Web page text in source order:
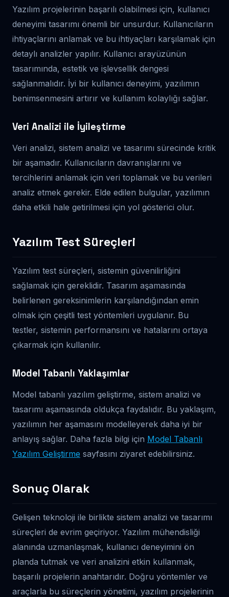
Yazılım projelerinin başarılı olabilmesi için, kullanıcı
deneyimi tasarımı önemli bir unsurdur. Kullanıcıların
ihtiyaçlarını anlamak ve bu ihtiyaçları karşılamak için
detaylı analizler yapılır. Kullanıcı arayüzünün
tasarımında, estetik ve işlevsellik dengesi
sağlanmalıdır. İyi bir kullanıcı deneyimi, yazılımın
benimsenmesini artırır ve kullanım kolaylığı sağlar.
Veri Analizi ile İyileştirme
Veri analizi, sistem analizi ve tasarımı sürecinde kritik
bir aşamadır. Kullanıcıların davranışlarını ve
tercihlerini anlamak için veri toplamak ve bu verileri
analiz etmek gerekir. Elde edilen bulgular, yazılımın
daha etkili hale getirilmesi için yol gösterici olur.
Yazılım Test Süreçleri
Yazılım test süreçleri, sistemin güvenilirliğini
sağlamak için gereklidir. Tasarım aşamasında
belirlenen gereksinimlerin karşılandığından emin
olmak için çeşitli test yöntemleri uygulanır. Bu
testler, sistemin performansını ve hatalarını ortaya
çıkarmak için kullanılır.
Model Tabanlı Yaklaşımlar
Model tabanlı yazılım geliştirme, sistem analizi ve
tasarımı aşamasında oldukça faydalıdır. Bu yaklaşım,
yazılımın her aşamasını modelleyerek daha iyi bir
anlayış sağlar. Daha fazla bilgi için Model Tabanlı
Yazılım Geliştirme sayfasını ziyaret edebilirsiniz.
Sonuç Olarak
Gelişen teknoloji ile birlikte sistem analizi ve tasarımı
süreçleri de evrim geçiriyor. Yazılım mühendisliği
alanında uzmanlaşmak, kullanıcı deneyimini ön
planda tutmak ve veri analizini etkin kullanmak,
başarılı projelerin anahtarıdır. Doğru yöntemler ve
araçlarla bu süreçlerin yönetimi, yazılım projelerinin